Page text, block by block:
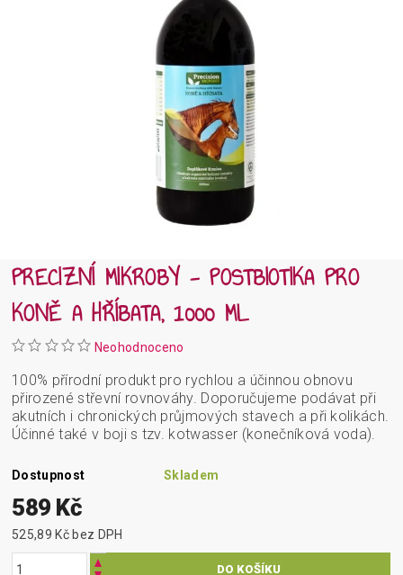
PRECIZNÍ MIKROBY - POSTBIOTIKA PRO
KONĚ A HŘÍBATA, 1000 ML
Neohodnoceno
100% přírodní produkt pro rychlou a účinnou obnovu
přirozené střevní rovnováhy. Doporučujeme podávat při
akutních i chronických průjmových stavech a při kolikách.
Účinné také v boji s tzv. kotwasser (konečníková voda).
Dostupnost Skladem
589 Kč
525,89 Kč bez DPH